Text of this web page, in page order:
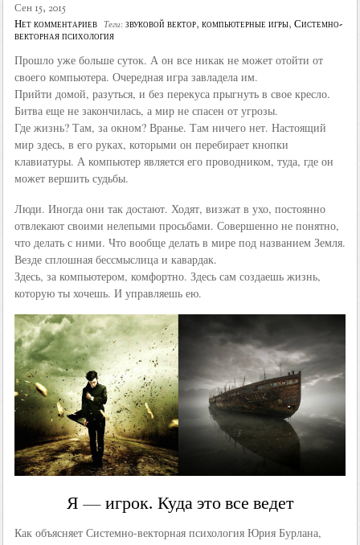
Сен 15, 2015
Нет комментариев Теги:звуковой вектор, компьютерные игры, Системно-
векторная психология
Прошло уже больше суток. А он все никак не может отойти от
своего компьютера. Очередная игра завладела им.
Прийти домой, разуться, и без перекуса прыгнуть в свое кресло.
Битва еще не закончилась, а мир не спасен от угрозы.
Где жизнь? Там, за окном? Вранье. Там ничего нет. Настоящий
мир здесь, в его руках, которыми он перебирает кнопки
клавиатуры. А компьютер является его проводником, туда, где он
может вершить судьбы.
Люди. Иногда они так достают. Ходят, визжат в ухо, постоянно
отвлекают своими нелепыми просьбами. Совершенно не понятно,
что делать с ними. Что вообще делать в мире под названием Земля.
Везде сплошная бессмыслица и кавардак.
Здесь, за компьютером, комфортно. Здесь сам создаешь жизнь,
которую ты хочешь. И управляешь ею.
Я — игрок. Куда это все ведет
Как объясняет Системно-векторная психология Юрия Бурлана,